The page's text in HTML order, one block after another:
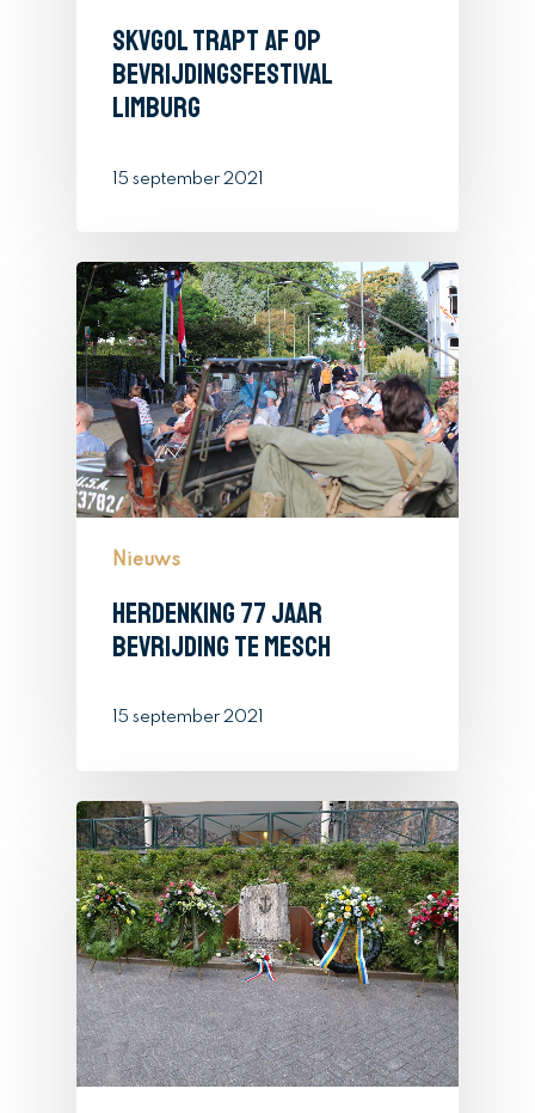
SKVGOL trapt af op
Bevrijdingsfestival
Limburg
15 september 2021
Nieuws
Herdenking 77 jaar
bevrijding te Mesch
15 september 2021